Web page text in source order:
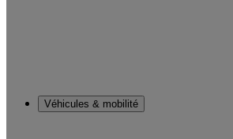
Véhicules & mobilité